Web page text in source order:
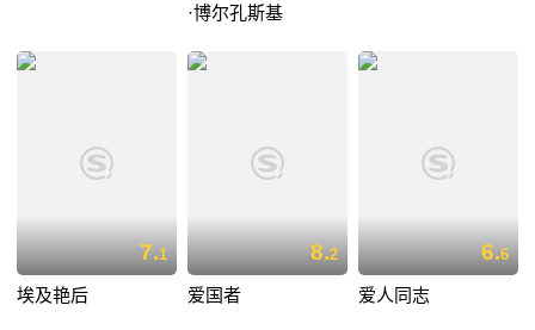
·博尔孔斯基
7.1
埃及艳后
8.2
爱国者
6.6
爱人同志